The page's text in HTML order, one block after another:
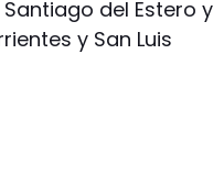
del Estero y
y San Luis